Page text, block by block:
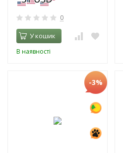
0
У кошик
В наявності
-3%